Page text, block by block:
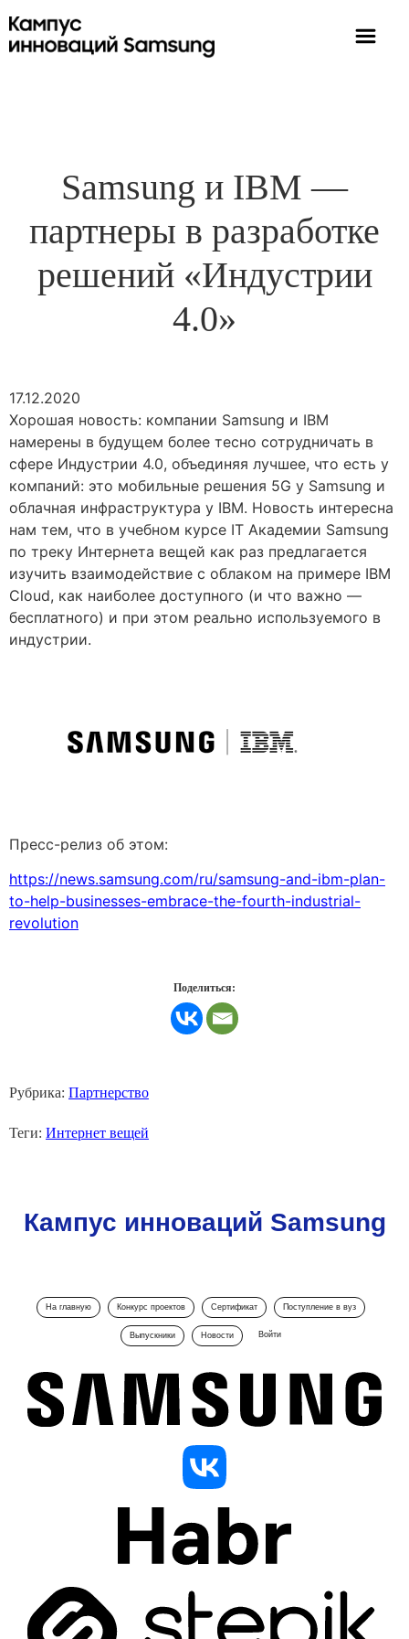
Samsung и IBM —
партнеры в разработке
решений «Индустрии
4.0»
17.12.2020
Хорошая новость: компании Samsung и IBM
намерены в будущем более тесно сотрудничать в
сфере Индустрии 4.0, объединяя лучшее, что есть у
компаний: это мобильные решения 5G у Samsung и
облачная инфраструктура у IBM. Новость интересна
нам тем, что в учебном курсе IT Академии Samsung
по треку Интернета вещей как раз предлагается
изучить взаимодействие с облаком на примере IBM
Cloud, как наиболее доступного (и что важно —
бесплатного) и при этом реально используемого в
индустрии.
Пресс-релиз об этом:
https://news.samsung.com/ru/samsung-and-ibm-plan-
to-help-businesses-embrace-the-fourth-industrial-
revolution
Поделиться:
Рубрика: Партнерство
Теги: Интернет вещей
Кампус инноваций Samsung
На главную Конкурс проектов Сертификат Поступление в вуз
Выпускники Новости Войти